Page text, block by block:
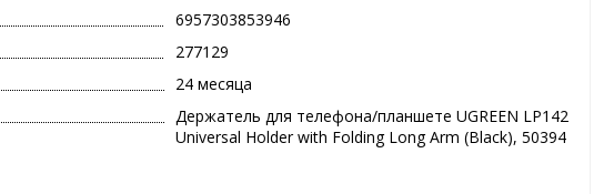
6957303853946
277129
24 месяца
Держатель для телефона/планшете UGREEN LP142
Universal Holder with Folding Long Arm (Black), 50394